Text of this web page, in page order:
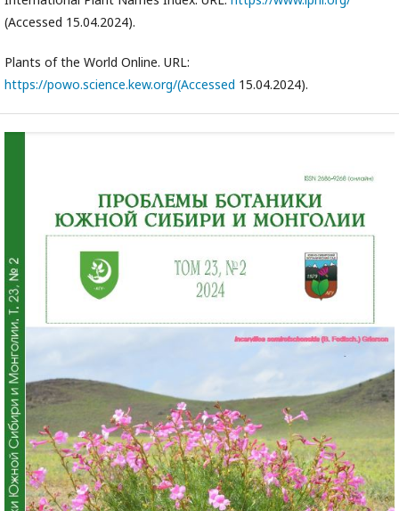
(Accessed 15.04.2024).
Plants of the World Online. URL:
https://powo.science.kew.org/(Accessed 15.04.2024).